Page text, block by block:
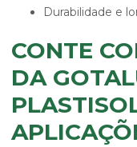
Durabilidade e
CONTE
DA